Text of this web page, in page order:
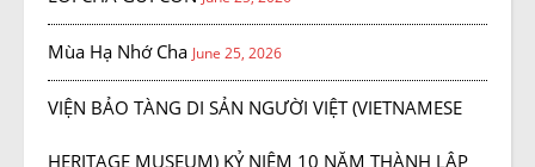
Mùa Hạ Nhớ Cha June 25, 2026
VIỆN BẢO TÀNG DI SẢN NGƯỜI VIỆT (VIETNAMESE
HERITAGE MUSEUM) KỶ NIỆM 10 NĂM THÀNH LẬP